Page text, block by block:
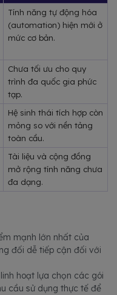
Tính năng tự động hóa
(automation) hiện mới ở
mức cơ bản.
Chưa tối ưu cho quy
trình đa quốc gia phức
tạp.
Hệ sinh thái tích hợp còn
mỏng so với nền tảng
toàn cầu.
Tài liệu và cộng đồng
mở rộng tính năng chưa
đa dạng.
mạnh lớn nhất của
đối dễ tiếp cận đối với
hoạt lựa chọn các gói
cầu sử dụng thực tế để